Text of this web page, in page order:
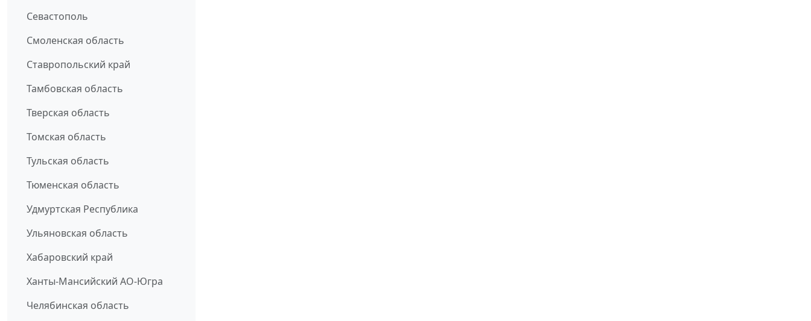
Севастополь
Смоленская область
Ставропольский край
Тамбовская область
Тверская область
Томская область
Тульская область
Тюменская область
Удмуртская Республика
Ульяновская область
Хабаровский край
Ханты-Мансийский АО-Югра
Челябинская область